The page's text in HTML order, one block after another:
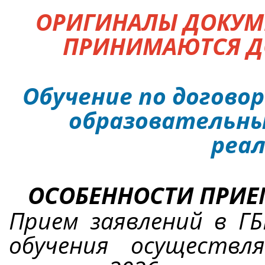
ОРИГИНАЛЫ
ПРИНИМАЮТСЯ ДО
Обучение по
ОСОБЕННОСТИ
Прием заявлений в
обучения